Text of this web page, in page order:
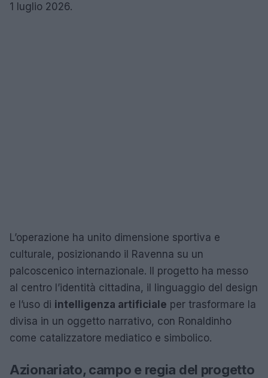
1 luglio 2026.
L’operazione ha unito dimensione sportiva e
culturale, posizionando il Ravenna su un
palcoscenico internazionale. Il progetto ha messo
al centro l’identità cittadina, il linguaggio del design
e l’uso di intelligenza artificiale per trasformare la
divisa in un oggetto narrativo, con Ronaldinho
come catalizzatore mediatico e simbolico.
Azionariato, campo e regia del progetto